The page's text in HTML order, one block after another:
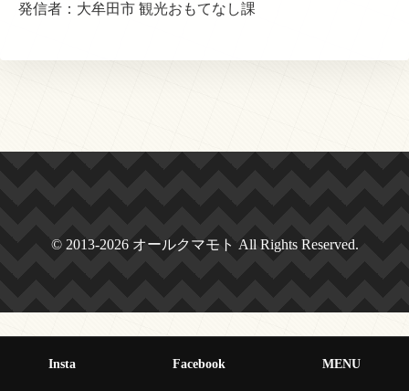
発信者：大牟田市 観光おもてなし課
© 2013-2026 オールクマモト All Rights Reserved.
Insta Facebook MENU